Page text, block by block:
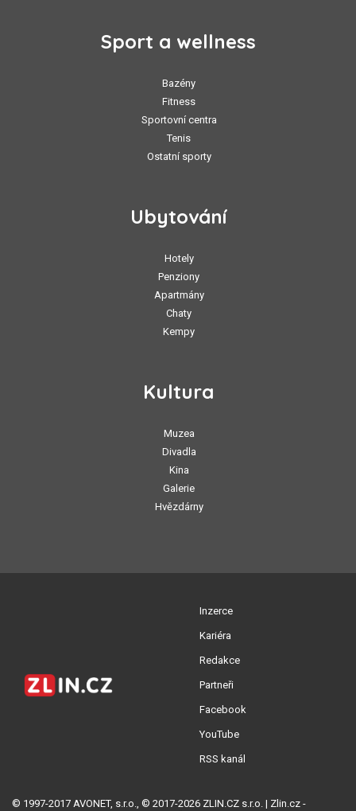
Sport a wellness
Bazény
Fitness
Sportovní centra
Tenis
Ostatní sporty
Ubytování
Hotely
Penziony
Apartmány
Chaty
Kempy
Kultura
Muzea
Divadla
Kina
Galerie
Hvězdárny
Inzerce
Kariéra
Redakce
Partneři
Facebook
YouTube
RSS kanál
© 1997-2017 AVONET, s.r.o., © 2017-2026 ZLIN.CZ s.r.o. | Zlin.cz -